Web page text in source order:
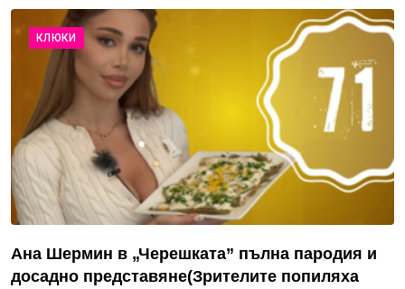
КЛЮКИ
Ана Шермин в „Черешката” пълна пародия и
досадно представяне(Зрителите попиляха